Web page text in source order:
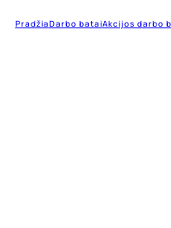
PradžiaDarbo bataiAkcijos darbo